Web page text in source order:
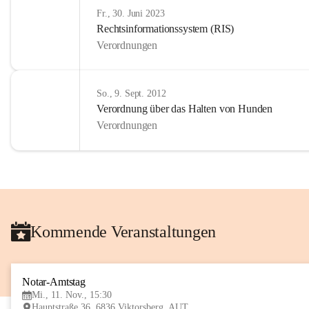
Fr., 30. Juni 2023
Rechtsinformationssystem (RIS)
Verordnungen
So., 9. Sept. 2012
Verordnung über das Halten von Hunden
Verordnungen
Kommende Veranstaltungen
Notar-Amtstag
Mi., 11. Nov., 15:30